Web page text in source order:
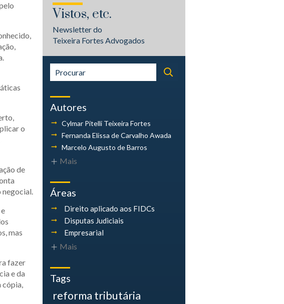
o
de
negocial.
mas
fazer
e da
cópia,
Vistos, etc.
Newsletter do
Teixeira Fortes Advogados
Autores
Cylmar Pitelli Teixeira Fortes
Fernanda Elissa de Carvalho Awada
Marcelo Augusto de Barros
Mais
Áreas
Direito aplicado aos FIDCs
Disputas Judiciais
Empresarial
Mais
Tags
reforma tributária